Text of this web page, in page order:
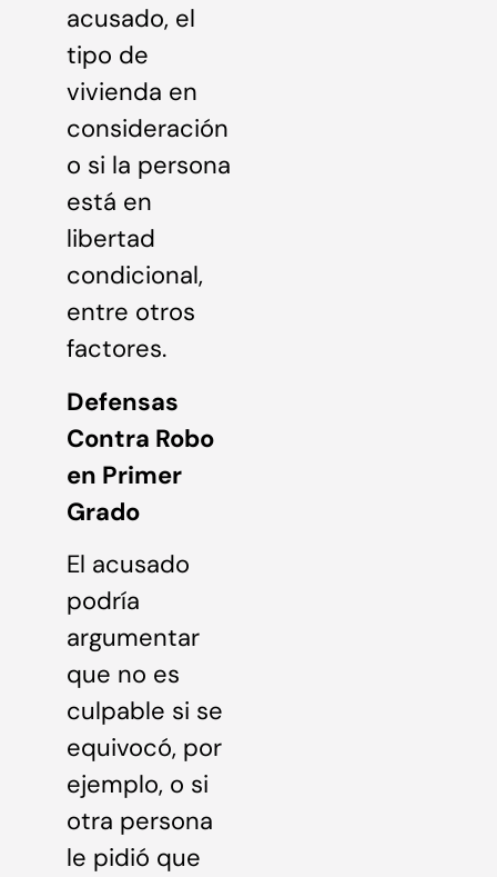
acusado, el
tipo de
vivienda en
consideración
o si la persona
está en
libertad
condicional,
entre otros
factores.
Defensas
Contra Robo
en Primer
Grado
El acusado
podría
argumentar
que no es
culpable si se
equivocó, por
ejemplo, o si
otra persona
le pidió que